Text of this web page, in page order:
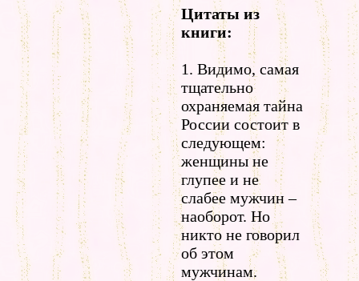
Цитаты из
книги:
1. Видимо, самая
тщательно
охраняемая тайна
России состоит в
следующем:
женщины не
глупее и не
слабее мужчин –
наоборот. Но
никто не говорил
об этом
мужчинам.